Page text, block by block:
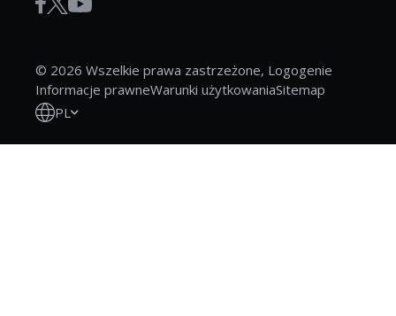
© 2026 Wszelkie prawa zastrzeżone, Logogenie
Informacje prawneWarunki użytkowaniaSitemap
PL